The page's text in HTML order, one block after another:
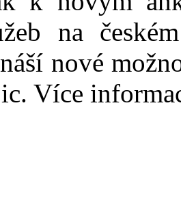
na
nové
Více